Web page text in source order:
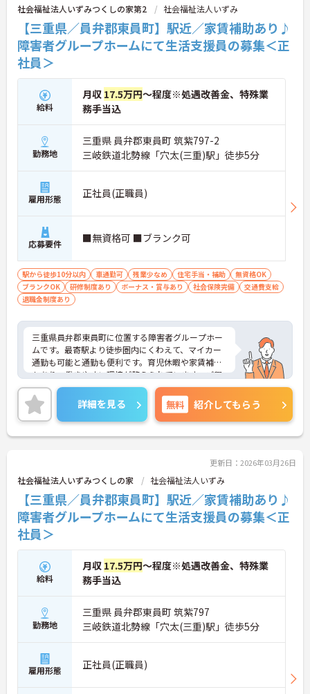
社会福祉法人いずみつくしの家第2 社会福祉法人いずみ
【三重県／員弁郡東員町】駅近／家賃補助あり♪
障害者グループホームにて生活支援員の募集＜正
社員＞
給料
月収 17.5万円～程度※処遇改善金、特殊業
務手当込
勤務地
三重県 員弁郡東員町 筑紫797-2
三岐鉄道北勢線「穴太(三重)駅」徒歩5分
雇用形態 正社員(正職員)
応募要件 ■無資格可 ■ブランク可
駅から徒歩10分以内 車通勤可 残業少なめ 住宅手当・補助
無資格OK
ブランクOK
研修制度あり ボーナス・賞与あり 社会保険完備
交通費支給
退職金制度あり
三重県員弁郡東員町に位置する障害者グループホー
ムです。最寄駅より徒歩圏内にくわえて、マイカー
通勤も可能と通勤も便利です。育児休暇や家賃補助
もあり、働きやすい環境が整えられています。ご興
味をお持ちの方はお気軽にお問い合わせください。
詳細を見る 無料 紹介してもらう
更新日：2026年03月26日
社会福祉法人いずみつくしの家 社会福祉法人いずみ
【三重県／員弁郡東員町】駅近／家賃補助あり♪
障害者グループホームにて生活支援員の募集＜正
社員＞
給料
月収 17.5万円～程度※処遇改善金、特殊業
務手当込
勤務地
三重県 員弁郡東員町 筑紫797
三岐鉄道北勢線「穴太(三重)駅」徒歩5分
雇用形態 正社員(正職員)